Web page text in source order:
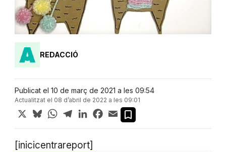
REDACCIÓ
Publicat el 10 de març de 2021 a les 09:54
Actualitzat el 08 d’abril de 2022 a les 09:01
X BlueskyWhatsApp
TelegramLinkedInFacebook
Email
[inicicentrareport]